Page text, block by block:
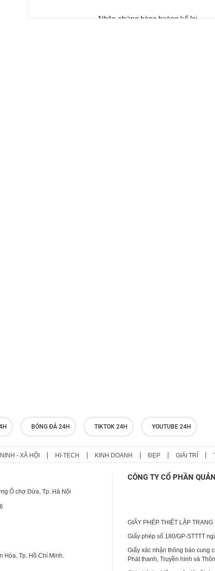
Nhân chứng bàng hoàng kể lại
BÓNG ĐÁ 24H TIKTOK 24H YOUTUBE 24H
- XÃ HỘI HI-TECH KINH DOANH ĐẸP GIẢI TRÍ
Ô chợ Dừa, Tp. Hà Nội
Hòa, Tp. Hồ Chí Minh.
CÔNG TY CỔ PHẦN
GIẤY PHÉP THIẾT LẬP
Giấy phép số 180/GP-STTTT
Giấy xác nhận thông báo cung
Phát thanh, Truyền hình và